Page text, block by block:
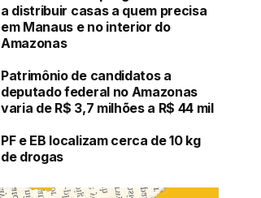
a distribuir casas a quem precisa
em Manaus e no interior do
Amazonas
Patrimônio de candidatos a
deputado federal no Amazonas
varia de R$ 3,7 milhões a R$ 44 mil
PF e EB localizam cerca de 10 kg
de drogas